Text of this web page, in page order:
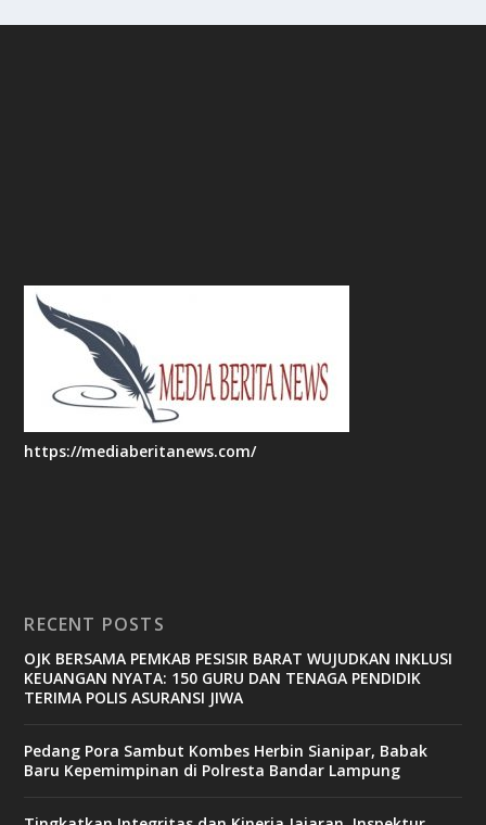
https://mediaberitanews.com/
RECENT POSTS
OJK BERSAMA PEMKAB PESISIR BARAT WUJUDKAN INKLUSI
KEUANGAN NYATA: 150 GURU DAN TENAGA PENDIDIK
TERIMA POLIS ASURANSI JIWA
Pedang Pora Sambut Kombes Herbin Sianipar, Babak
Baru Kepemimpinan di Polresta Bandar Lampung